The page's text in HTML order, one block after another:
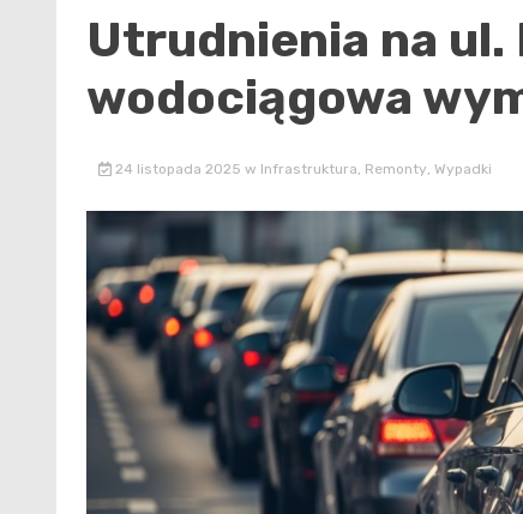
Utrudnienia na ul.
wodociągowa
24 listopada 2025 w Infrastruktura, Remonty, Wypadki